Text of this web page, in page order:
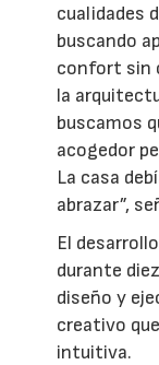
cualidades
buscando
confort sin
la
buscamos
acogedor
La casa
abrazar”,
El
durante
diseño y
creativo
intuitiva.